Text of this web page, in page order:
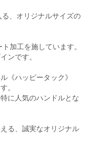
、オリジナルサイズの
加工を施しています。
ンです。
《ハッピータック》
。
に人気のハンドルとな
る、誠実なオリジナル